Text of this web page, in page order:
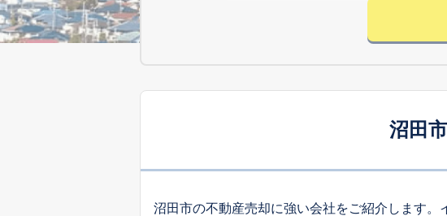
沼田
沼田市の不動産売却に強い会社をご紹介します。